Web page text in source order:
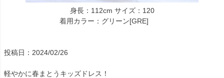
身長：112cm サイズ：120
着用カラー：グリーン[GRE]
投稿日：2024/02/26
軽やかに春まとうキッズドレス！